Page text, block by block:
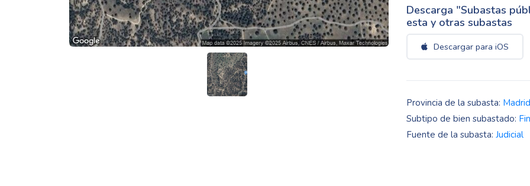
Descarga "Subastas
esta y otras subastas
Descargar para iOS
Provincia de la subasta: Madrid
Subtipo de bien subastado:
Fuente de la subasta: Judicial